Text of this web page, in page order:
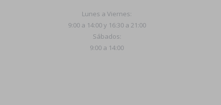
Lunes a Viernes:
9:00 a 14:00 y 16:30 a 21:00
Sábados:
9:00 a 14:00